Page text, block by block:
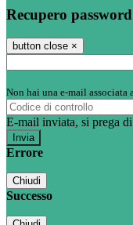
Recupero password
button close ×
Non hai una e-mail associata
E-mail inviata, si prega
Errore
Chiudi
Successo